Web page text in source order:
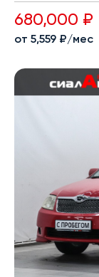
680,000 ₽
от 5,559 ₽/мес